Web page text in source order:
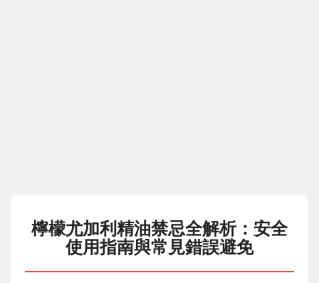
檸檬尤加利精油禁忌全解析：安全
使用指南與常見錯誤避免